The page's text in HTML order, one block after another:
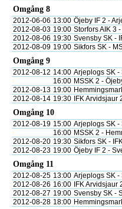
Omgång 8
2012-06-06 13:00 Öjeby IF 2 -
2012-08-03 19:00 Storfors AIK 3
2012-08-06 19:30 Svensby SK -
2012-08-09 19:00 Sikfors SK -
Omgång 9
2012-08-12 14:00 Arjeplogs SK -
16:00 MSSK 2 -
2012-08-13 19:00
2012-08-14 19:30 IFK Arvidsjaur
Omgång 10
2012-08-19 15:00 Arjeplogs SK -
16:00 MSSK 2 -
2012-08-20 19:30 Sikfors SK -
2012-08-23 19:00 Öjeby IF 2 -
Omgång 11
2012-08-25 13:00 Arjeplogs SK -
2012-08-26 16:00 IFK Arvidsjaur
2012-08-27 19:00 Svensby SK -
2012-08-28 18:00